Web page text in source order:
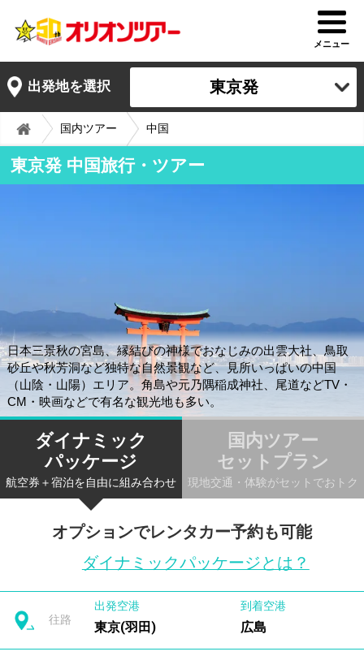
メニュー
出発地を選択 東京発
国内ツアー 中国
東京発 中国旅行・ツアー
日本三景秋の宮島、縁結びの神様でおなじみの出雲大社、鳥取
砂丘や秋芳洞など独特な自然景観など、見所いっぱいの中国
（山陰・山陽）エリア。角島や元乃隅稲成神社、尾道などTV・
CM・映画などで有名な観光地も多い。
ダイナミック
パッケージ
航空券＋宿泊を自由に組み合わせ
国内ツアー
セットプラン
現地交通・体験がセットでおトク
オプションでレンタカー予約も可能
ダイナミックパッケージとは？
往路
出発空港
東京(羽田)
到着空港
広島